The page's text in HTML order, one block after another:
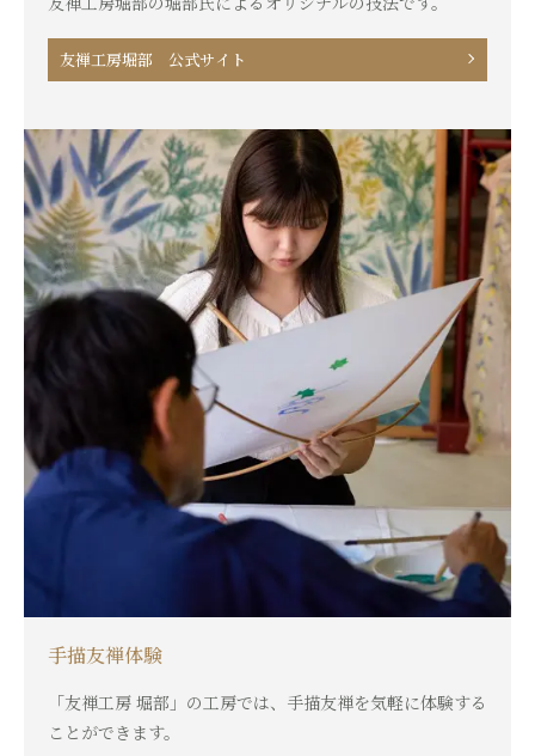
友禅工房堀部 公式サイト
手描友禅体験
「友禅工房 堀部」の工房では、手描友禅を気軽に体験する
ことができます。